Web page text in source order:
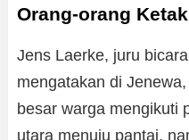
Orang-orang
Jens Laerke, juru
mengatakan di
besar warga mengikuti
utara menuju pantai,